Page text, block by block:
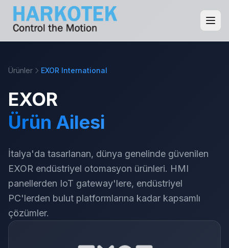
Ürünler EXOR International
EXOR
Ürün Ailesi
İtalya'da tasarlanan, dünya genelinde güvenilen
EXOR endüstriyel otomasyon ürünleri. HMI
panellerden IoT gateway'lere, endüstriyel
PC'lerden bulut platformlarına kadar kapsamlı
çözümler.